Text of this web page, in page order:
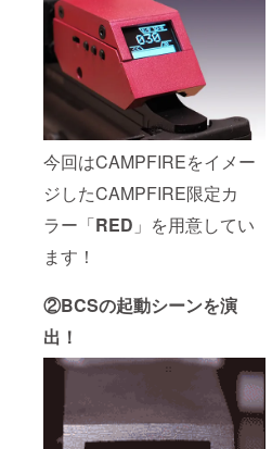
今回はCAMPFIREをイメー
ジしたCAMPFIRE限定カ
ラー「RED 」を用意してい
ます！
②BCSの起動シーンを演
出！